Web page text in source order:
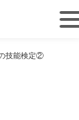
技能検定②